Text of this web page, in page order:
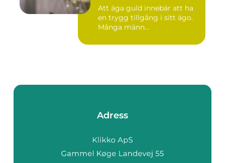
Att äga guld innebär att ha
en trygg tillgång i sitt ägo.
Många männ...
Adress